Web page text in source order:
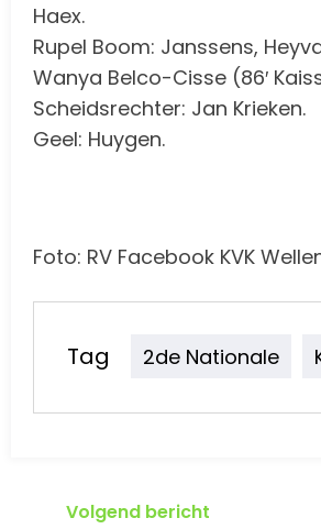
Haex.
Rupel Boom: Janssens,
Wanya Belco-Cisse (86′
Scheidsrechter: Jan Krieken.
Geel: Huygen.
Foto: RV Facebook KVK
Tag 2de Nationale
Volgend bericht